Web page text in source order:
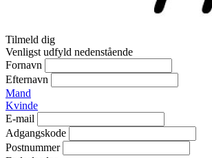
Tilmeld dig
Venligst udfyld nedenstående
Fornavn
Efternavn
Mand
Kvinde
E-mail
Adgangskode
Postnummer